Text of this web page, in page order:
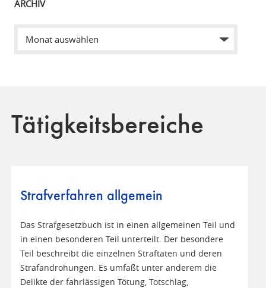
ARCHIV
Tätigkeitsbereiche
Strafverfahren allgemein
Das Strafgesetzbuch ist in einen allgemeinen Teil und
in einen besonderen Teil unterteilt. Der besondere
Teil beschreibt die einzelnen Straftaten und deren
Strafandrohungen. Es umfaßt unter anderem die
Delikte der fahrlässigen Tötung, Totschlag,